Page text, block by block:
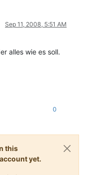
Sep 11, 2008, 5:51 AM
alles wie es soll.
0
this
yet.